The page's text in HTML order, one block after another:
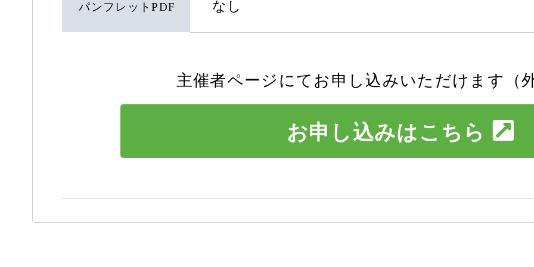
パンフレットPDF なし
主催者ページにてお申し込みいただけます（
お申し込みはこちら